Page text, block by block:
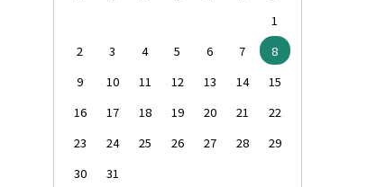
1
2
3 4 5 6 7
8
9
10 11 12 13 14
15
16
17 18 19 20 21
22
23
24 25 26 27 28
29
30
31